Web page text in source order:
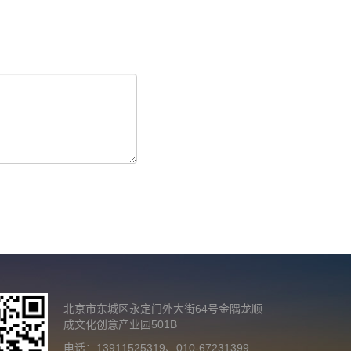
北京市东城区永定门外大街64号金隅龙顺
成文化创意产业园501B
电话：13911525319、010-67231399